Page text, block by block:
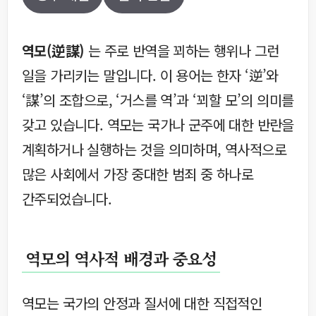
역모(逆謀) 는 주로 반역을 꾀하는 행위나 그런
일을 가리키는 말입니다. 이 용어는 한자 ‘逆’와
‘謀’의 조합으로, ‘거스를 역’과 ‘꾀할 모’의 의미를
갖고 있습니다. 역모는 국가나 군주에 대한 반란을
계획하거나 실행하는 것을 의미하며, 역사적으로
많은 사회에서 가장 중대한 범죄 중 하나로
간주되었습니다.
역모의 역사적 배경과 중요성
역모는 국가의 안정과 질서에 대한 직접적인